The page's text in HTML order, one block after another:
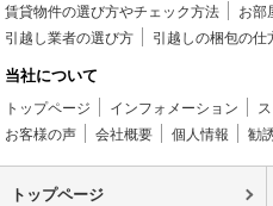
賃貸物件の選び方やチェック方法
お部
引越し業者の選び方
引越しの梱包の仕
当社について
トップページ インフォメーション
お客様の声
会社概要 個人情報 勧
トップページ